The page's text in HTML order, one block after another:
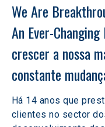
We Are
An Ever-
crescer a nossa
constante
Há 14 anos que
clientes no sector